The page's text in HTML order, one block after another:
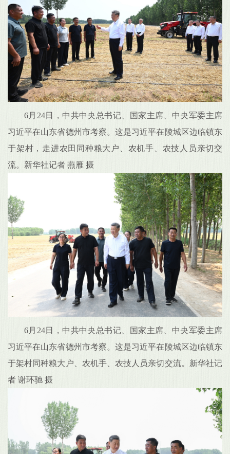
6月24日，中共中央总书记、国家主席、中央军委主席
习近平在山东省德州市考察。这是习近平在陵城区边临镇东
于架村，走进农田同种粮大户、农机手、农技人员亲切交
流。新华社记者 燕雁 摄
6月24日，中共中央总书记、国家主席、中央军委主席
习近平在山东省德州市考察。这是习近平在陵城区边临镇东
于架村同种粮大户、农机手、农技人员亲切交流。新华社记
者 谢环驰 摄